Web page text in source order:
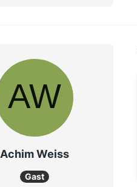
Achim Weiss
Gast